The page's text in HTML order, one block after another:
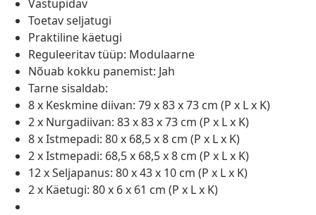
Vastupidav
Toetav seljatugi
Praktiline käetugi
Reguleeritav tüüp: Modulaarne
Nõuab kokku panemist: Jah
Tarne sisaldab:
8 x Keskmine diivan: 79 x 83 x 73 cm (P x L x K)
2 x Nurgadiivan: 83 x 83 x 73 cm (P x L x K)
8 x Istmepadi: 80 x 68,5 x 8 cm (P x L x K)
2 x Istmepadi: 68,5 x 68,5 x 8 cm (P x L x K)
12 x Seljapanus: 80 x 43 x 10 cm (P x L x K)
2 x Käetugi: 80 x 6 x 61 cm (P x L x K)